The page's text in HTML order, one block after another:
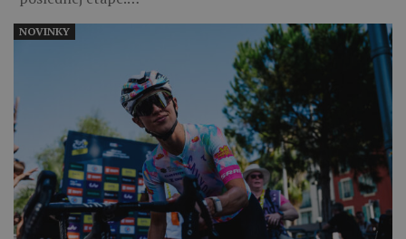
NOVINKY